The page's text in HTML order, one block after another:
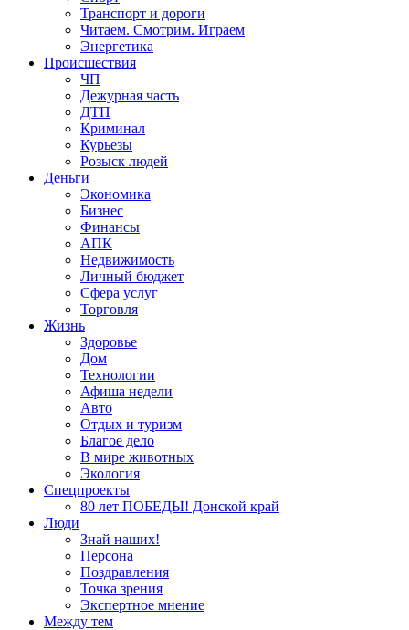
Транспорт и дороги
Читаем. Смотрим. Играем
Энергетика
Происшествия
ЧП
Дежурная часть
ДТП
Криминал
Курьезы
Розыск людей
Деньги
Экономика
Бизнес
Финансы
АПК
Недвижимость
Личный бюджет
Сфера услуг
Торговля
Жизнь
Здоровье
Дом
Технологии
Афиша недели
Авто
Отдых и туризм
Благое дело
В мире животных
Экология
Спецпроекты
80 лет ПОБЕДЫ! Донской край
Люди
Знай наших!
Персона
Поздравления
Точка зрения
Экспертное мнение
Между тем